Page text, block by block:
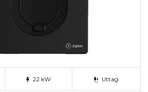
22 kW Uttag